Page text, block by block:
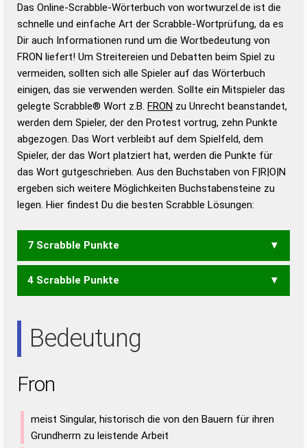
Wortwurzel liefert mit Hilfe eines semantischen
Wortanalyse-Algorithmus gute Anhaltspunkte zu
Wortbedeutung, Worttrennung und Wortform, um die
Gültigkeit eines Wortes für das Scrabble-Spiel zu
bestimmen!
zugelassene Turnier Scrabble-
Wörterbücher sind:
Duden – Standardwerk in 12 Bänden
Duden – Richtiges und gutes
Deutsch
Duden – Die deutsche Grammatik
Duden – Deutsches
Universalwörterbuch
Das Online-Scrabble-Wörterbuch von wortwurzel.de ist die
schnelle und einfache Art der Scrabble-Wortprüfung, da es
Dir auch Informationen rund um die Wortbedeutung von
FRON liefert! Um Streitereien und Debatten beim Spiel zu
vermeiden, sollten sich alle Spieler auf das Wörterbuch
einigen, das sie verwenden werden. Sollte ein Mitspieler das
gelegte Scrabble® Wort z.B. FRON zu Unrecht beanstandet,
werden dem Spieler, der den Protest vortrug, zehn Punkte
abgezogen. Das Wort verbleibt auf dem Spielfeld, dem
Spieler, der das Wort platziert hat, werden die Punkte für
das Wort gutgeschrieben. Aus den Buchstaben von F|R|O|N
ergeben sich weitere Möglichkeiten Buchstabensteine zu
legen. Hier findest Du die besten Scrabble Lösungen:
7 Scrabble Punkte
FON
4 Scrabble Punkte
Bedeutung
Fron
meist Singular, historisch die von den Bauern für ihren
Grundherrn zu leistende Arbeit